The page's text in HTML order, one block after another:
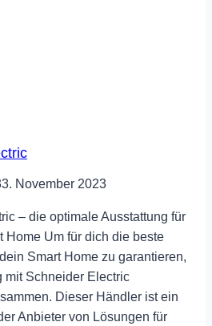
3. November 2023
– die optimale Ausstattung für
Home Um für dich die beste
Smart Home zu garantieren,
mit Schneider Electric
Dieser Händler ist ein
Anbieter von Lösungen für